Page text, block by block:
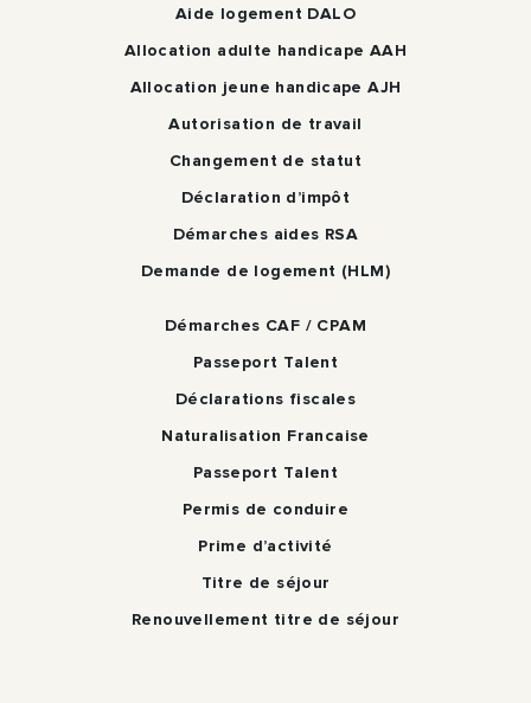
Aide logement DALO
Allocation adulte handicape AAH
Allocation jeune handicape AJH
Autorisation de travail
Changement de statut
Déclaration d’impôt
Démarches aides RSA
Demande de logement (HLM)
Démarches CAF / CPAM
Passeport Talent
Déclarations fiscales
Naturalisation Francaise
Passeport Talent
Permis de conduire
Prime d’activité
Titre de séjour
Renouvellement titre de séjour